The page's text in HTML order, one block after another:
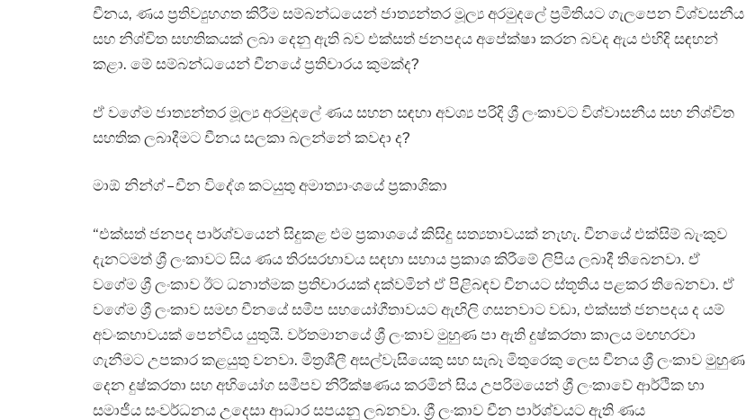
චීනය, ණය ප්‍රතිව්‍යුහගත කිරීම සම්බන්ධයෙන් ජාත්‍යන්තර මූල්‍ය අරමුදලේ ප්‍රමිතියට ගැලපෙන විශ්වසනීය
සහ නිශ්චිත සහතිකයක් ලබා දෙනු ඇති බව එක්සත් ජනපදය අපේක්ෂා කරන බවද ඇය එහිදි සඳහන්
කළා. මේ සම්බන්ධයෙන් චීනයේ ප්‍රතිචාරය කුමක්ද?
ඒ වගේම ජාත්‍යන්තර මූල්‍ය අරමුදලේ ණය සහන සඳහා අවශ්‍ය පරිදි ශ්‍රී ලංකාවට විශ්වාසනීය සහ නිශ්චිත
සහතික ලබාදීමට චීනය සලකා බලන්නේ කවදා ද?
මාඕ නින්ග් – චීන විදේශ කටයුතු අමාත්‍යාංශයේ ප්‍රකාශිකා
“එක්සත් ජනපද පාර්ශ්වයෙන් සිදුකළ එම ප්‍රකාශයේ කිසිදු සත්‍යතාවයක් නැහැ. චීනයේ එක්සිම් බැංකුව
දැනටමත් ශ්‍රී ලංකාවට සිය ණය තිරසරභාවය සඳහා සහාය ප්‍රකාශ කිරීමේ ලිපිය ලබාදී තිබෙනවා. ඒ
වගේම ශ්‍රී ලංකාව ඊට ධනාත්මක ප්‍රතිචාරයක් දක්වමින් ඒ පිළිබඳව චීනයට ස්තූතිය පළකර තිබෙනවා. ඒ
වගේම ශ්‍රී ලංකාව සමඟ චීනයේ සමීප සහයෝගීතාවයට ඇඟිලි ගසනවාට වඩා, එක්සත් ජනපදය ද යම්
අවංකභාවයක් පෙන්විය යුතුයි. වර්තමානයේ ශ්‍රී ලංකාව මුහුණ පා ඇති දුෂ්කරතා කාලය මඟහරවා
ගැනීමට උපකාර කළයුතු වනවා. මිත්‍රශීලී අසල්වැසියෙකු සහ සැබෑ මිතුරෙකු ලෙස චීනය ශ්‍රී ලංකාව මුහුණ
දෙන දුෂ්කරතා සහ අභියෝග සමීපව නිරීක්ෂණය කරමින් සිය උපරිමයෙන් ශ්‍රී ලංකාවේ ආර්ථික හා
සමාජීය සංවර්ධනය උදෙසා ආධාර සපයනු ලබනවා. ශ්‍රී ලංකාව චීන පාර්ශ්වයට ඇති ණය